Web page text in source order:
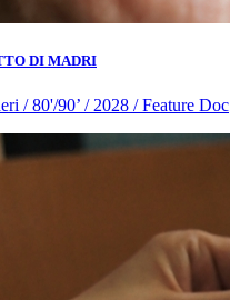
DI MADRI
/ 80'/90’ / 2028 / Feature Doc